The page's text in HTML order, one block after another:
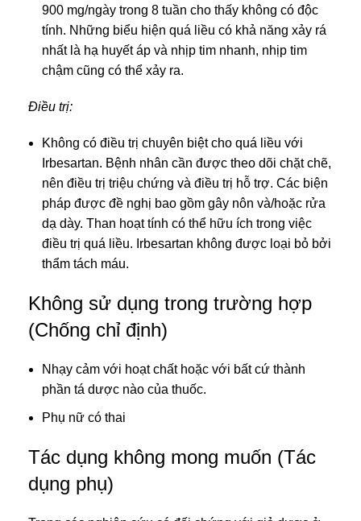
900 mg/ngày trong 8 tuần cho thấy không có độc
tính. Những biểu hiện quá liều có khả năng xảy rá
nhất là hạ huyết áp và nhịp tim nhanh, nhịp tim
chậm cũng có thể xảy ra.
Điều trị:
Không có điều trị chuyên biệt cho quá liều với
Irbesartan. Bệnh nhân cần được theo dõi chặt chẽ,
nên điều trị triệu chứng và điều trị hỗ trợ. Các biện
pháp được đề nghị bao gồm gây nôn và/hoặc rửa
dạ dày. Than hoạt tính có thể hữu ích trong việc
điều trị quá liều. Irbesartan không được loại bỏ bởi
thẩm tách máu.
Không sử dụng trong trường hợp
(Chống chỉ định)
Nhạy cảm với hoạt chất hoặc với bất cứ thành
phần tá dược nào của thuốc.
Phụ nữ có thai
Tác dụng không mong muốn (Tác
dụng phụ)